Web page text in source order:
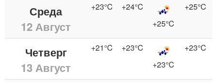
Среда
12 Август
+23°C
+24°C
+25°C
+25°C
Четверг
13 Август
+21°C
+23°C
+23°C
+23°C